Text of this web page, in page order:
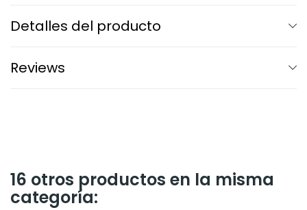
Detalles del producto
Reviews
16 otros productos en la misma
categoría: